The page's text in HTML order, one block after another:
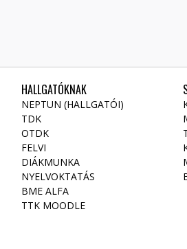
HALLGATÓKNAK
NEPTUN (HALLGATÓI)
TDK
OTDK
FELVI
DIÁKMUNKA
NYELVOKTATÁS
BME ALFA
TTK MOODLE